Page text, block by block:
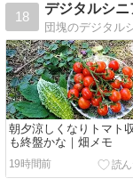
18
デジタルシ
朝夕涼しくなりトマト
も終盤かな｜畑メモ
19時間前